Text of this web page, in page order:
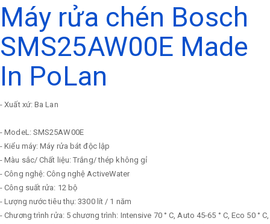
Máy rửa chén Bosch
SMS25AW00E Made
In PoLan
- Xuất xứ: Ba Lan
- ModeL: SMS25AW00E
- Kiểu máy: Máy rửa bát độc lập
- Màu sắc/ Chất liệu: Trắng/ thép không gỉ
- Công nghệ: Công nghệ ActiveWater
- Công suất rửa: 12 bộ
- Lượng nước tiêu thụ: 3300 lít / 1 năm
- Chương trình rửa: 5 chương trình: Intensive 70 ° C, Auto 45-65 ° C, Eco 50 ° C,